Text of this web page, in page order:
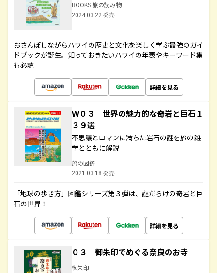
BOOKS 旅の読み物
2024.03.22 発売
おさんぽしながらハワイの歴史と文化を楽しく学ぶ最強のガイ
ドブックが誕生。知っておきたいハワイの年表やキーワード集
も必読
詳細を見る
Ｗ０３ 世界の魅力的な奇岩と巨石１
３９選
不思議とロマンに満ちた岩石の謎を旅の雑
学とともに解説
旅の図鑑
2021.03.18 発売
「地球の歩き方」図鑑シリーズ第３弾は、謎だらけの奇岩と巨
石の世界！
詳細を見る
０３ 御朱印でめぐる奈良のお寺
御朱印